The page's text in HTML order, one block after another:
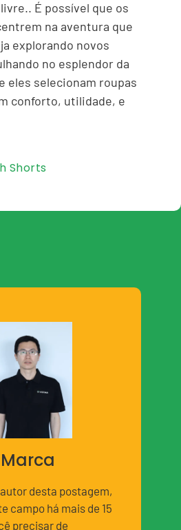
É possível que os
na aventura que
explorando novos
no esplendor da
eles selecionam roupas
conforto, utilidade, e
Shorts
Marca
autor desta postagem,
campo há mais de 15
precisar de